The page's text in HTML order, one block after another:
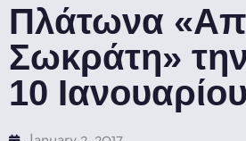
Πλάτωνα
Σωκράτη»
10 Ιανουαρίου